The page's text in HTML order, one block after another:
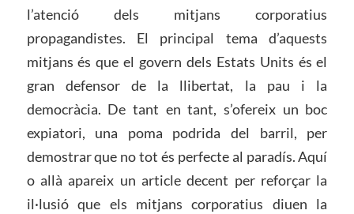
l’atenció dels mitjans corporatius
propagandistes. El principal tema d’aquests
mitjans és que el govern dels Estats Units és el
gran defensor de la llibertat, la pau i la
democràcia. De tant en tant, s’ofereix un boc
expiatori, una poma podrida del barril, per
demostrar que no tot és perfecte al paradís. Aquí
o allà apareix un article decent per reforçar la
il·lusió que els mitjans corporatius diuen la